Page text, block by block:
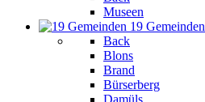
Museen
19 Gemeinden
Back
Blons
Brand
Bürserberg
Damüls